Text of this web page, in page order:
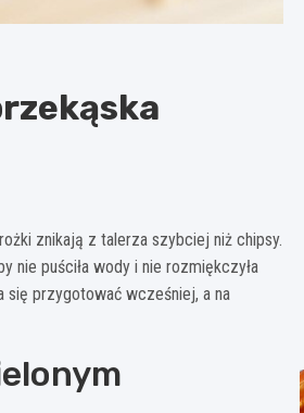
znikają z talerza szybciej niż chipsy.
nie puściła wody i nie rozmiękczyła
się przygotować wcześniej, a na